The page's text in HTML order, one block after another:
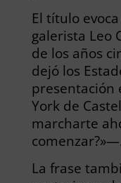
El título
galerista Leo
de los años
dejó los
presentación
York de
marcharte
La frase